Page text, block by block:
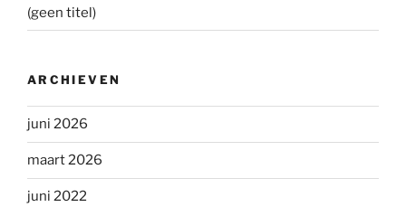
(geen titel)
ARCHIEVEN
juni 2026
maart 2026
juni 2022